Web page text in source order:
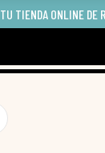
TU TIENDA ONLINE DE